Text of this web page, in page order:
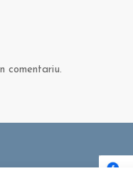
comentariu.